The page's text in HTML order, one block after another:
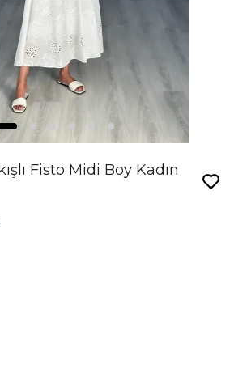
Fisto Midi Boy Kadın